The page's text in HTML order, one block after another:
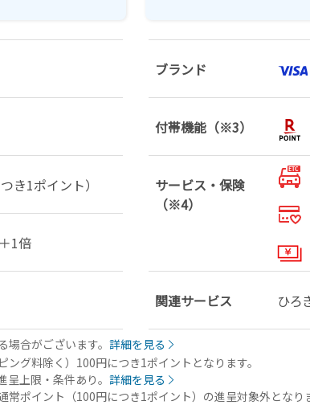
き1ポイント）
1倍
ブランド
付帯機能（※3）
サービス・保険
（※4）
関連サービス ひろ
合がございます。 詳細を見る
グ料除く）100円につき1ポイントとなります。
上限・条件あり。 詳細を見る
ポイント（100円につき1ポイント）の進呈対象外となり